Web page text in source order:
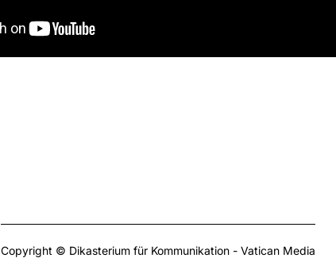
Copyright © Dikasterium für Kommunikation - Vatican Media